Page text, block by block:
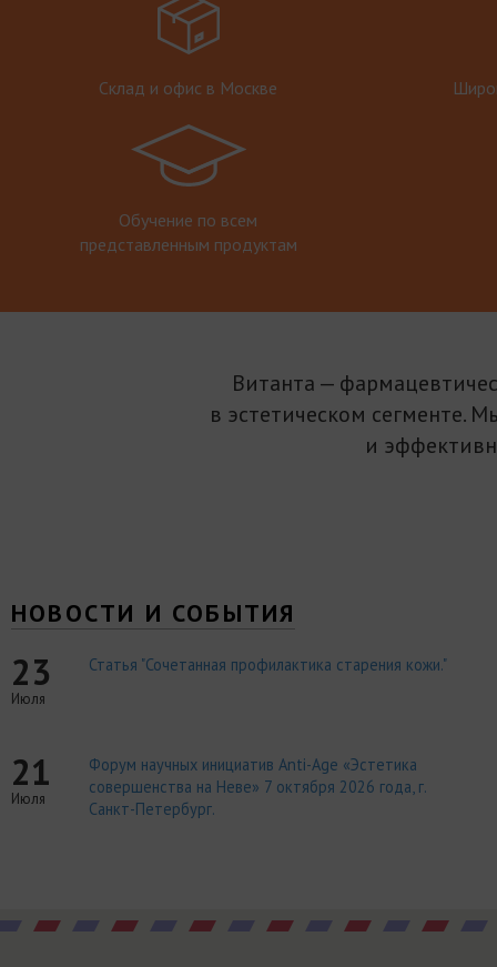
Склад и офис в Москве
Обучение по всем
представленным продуктам
Витанта —
в эстетическом сегменте.
и
НОВОСТИ И СОБЫТИЯ
23
Июля
Статья "Сочетанная профилактика старения кожи."
21
Июля
Форум научных инициатив Anti-Age «Эстетика
совершенства на Неве» 7 октября 2026 года, г.
Санкт-Петербург.